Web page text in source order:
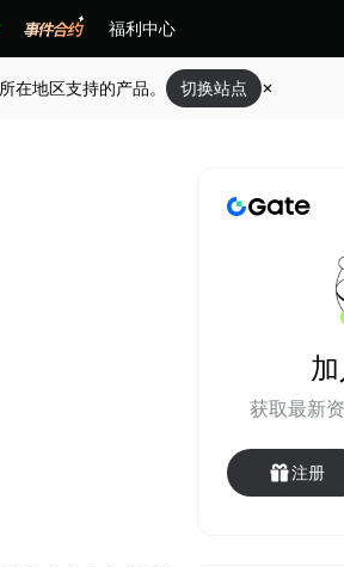
福利中心
地区支持的产品。 切换站点
获取最新
注册